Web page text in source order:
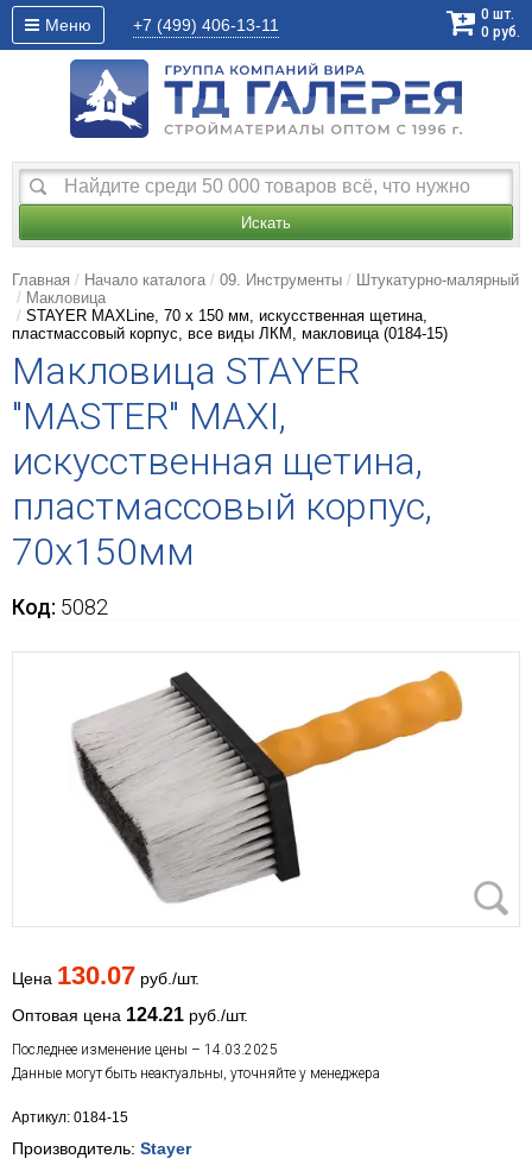
Меню +7 (499) 406-13-11
0 шт.
0 руб.
Искать
Главная Начало каталога 09. Инструменты
Штукатурно-малярный
Макловица
STAYER MAXLine, 70 х 150 мм, искусственная щетина,
пластмассовый корпус, все виды ЛКМ, макловица (0184-15)
Макловица STAYER
"MASTER" MAXI,
искусственная щетина,
пластмассовый корпус,
70х150мм
Код: 5082
Цена 130.07 руб./шт.
Оптовая цена 124.21 руб./шт.
Последнее изменение цены – 14.03.2025
Данные могут быть неактуальны, уточняйте у менеджера
Артикул: 0184-15
Производитель: Stayer